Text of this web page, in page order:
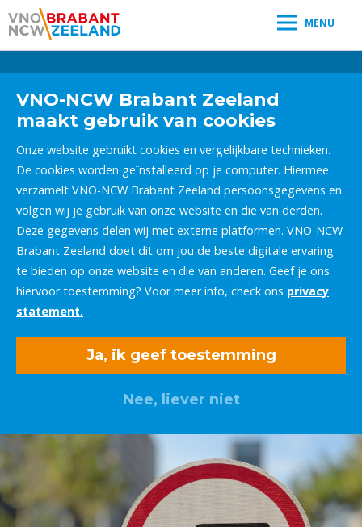
MENU
VNO-NCW Brabant Zeeland
maakt gebruik van cookies
Onze website gebruikt cookies en vergelijkbare technieken.
De cookies worden geïnstalleerd op je computer. Hiermee
verzamelt VNO-NCW Brabant Zeeland persoonsgegevens en
volgen wij je gebruik van onze website en die van derden.
Deze gegevens delen wij met externe platformen. VNO-NCW
Brabant Zeeland doet dit om jou de beste digitale ervaring
te bieden op onze website en die van anderen. Geef je ons
hiervoor toestemming? Voor meer info, check ons privacy
statement.
Ja, ik geef toestemming
Nee, liever niet